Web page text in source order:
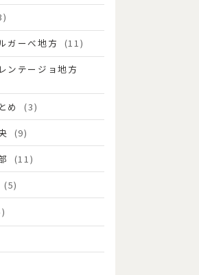
ガーべ地方
(11)
ンテージョ地方
め
(3)
(9)
(11)
(5)